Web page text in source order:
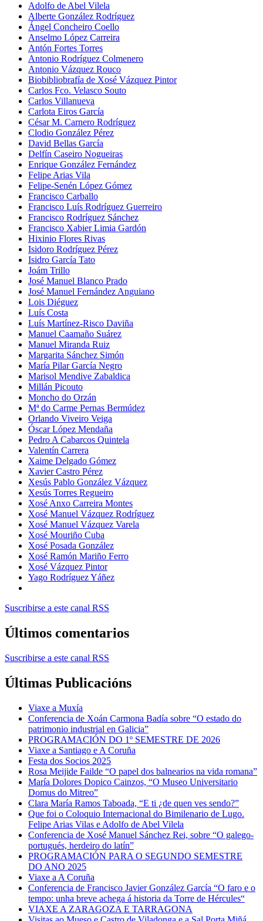
Adolfo de Abel Vilela
Alberte González Rodríguez
Ángel Concheiro Coello
Anselmo López Carreira
Antón Fortes Torres
Antonio Rodríguez Colmenero
Antonio Vázquez Rouco
Biobibliobrafía de Xosé Vázquez Pintor
Carlos Fco. Velasco Souto
Carlos Villanueva
Carlota Eiros García
César M. Carnero Rodríguez
Clodio González Pérez
David Bellas García
Delfín Caseiro Nogueiras
Enrique González Fernández
Felipe Arias Vila
Felipe-Senén López Gómez
Francisco Carballo
Francisco Luís Rodríguez Guerreiro
Francisco Rodríguez Sánchez
Francisco Xabier Limia Gardón
Hixinio Flores Rivas
Isidoro Rodríguez Pérez
Isidro García Tato
Joám Trillo
José Manuel Blanco Prado
José Manuel Fernández Anguiano
Lois Diéguez
Luís Costa
Luís Martínez-Risco Daviña
Manuel Caamaño Suárez
Manuel Miranda Ruiz
Margarita Sánchez Simón
María Pilar García Negro
Marisol Mendive Zabaldica
Millán Picouto
Moncho do Orzán
Mª do Carme Pernas Bermúdez
Orlando Viveiro Veiga
Óscar López Mendaña
Pedro A Cabarcos Quintela
Valentín Carrera
Xaime Delgado Gómez
Xavier Castro Pérez
Xesús Pablo González Vázquez
Xesús Torres Regueiro
Xosé Anxo Carreira Montes
Xosé Manuel Vázquez Rodríguez
Xosé Manuel Vázquez Varela
Xosé Mouriño Cuba
Xosé Posada González
Xosé Ramón Mariño Ferro
Xosé Vázquez Pintor
Yago Rodríguez Yáñez
Suscribirse a este canal RSS
Últimos comentarios
Suscribirse a este canal RSS
Últimas Publicacións
Viaxe a Muxía
Conferencia de Xoán Carmona Badía sobre “O estado do
patrimonio industrial en Galicia”
PROGRAMACIÓN DO 1º SEMESTRE DE 2026
Viaxe a Santiago e A Coruña
Festa dos Socios 2025
Rosa Meijide Failde “O papel dos balnearios na vida romana”
María Dolores Dopico Cainzos, “O Museo Universitario
Domus do Mitreo”
Clara María Ramos Taboada, “E ti ¿de quen ves sendo?”
Que foi o Coloquio Internacional do Bimilenario de Lugo.
Felipe Arias Vilas e Adolfo de Abel Vilela
Conferencia de Xosé Manuel Sánchez Rei, sobre “O galego-
portugués, herdeiro do latín”
PROGRAMACIÓN PARA O SEGUNDO SEMESTRE
DO ANO 2025
Viaxe a A Coruña
Conferencia de Francisco Javier González García “O faro e o
tempo: unha breve achega á historia da Torre de Hércules“
VIAXE A ZARAGOZA E TARRAGONA